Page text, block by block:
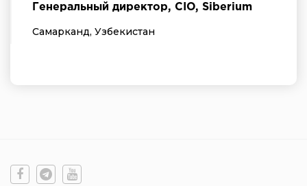
Генеральный директор, CIO, Siberium
Самарканд, Узбекистан